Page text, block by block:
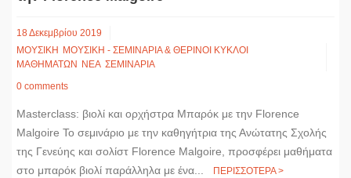
18 Δεκεμβρίου 2019
ΜΟΥΣΙΚΗ ΜΟΥΣΙΚΗ - ΣΕΜΙΝΑΡΙΑ & ΘΕΡΙΝΟΙ ΚΥΚΛΟΙ
ΜΑΘΗΜΑΤΩΝ ΝΕΑ ΣΕΜΙΝΑΡΙΑ
0 comments
Masterclass: βιολί και ορχήστρα Μπαρόκ με την Florence
Malgoire Το σεμινάριο με την καθηγήτρια της Ανώτατης Σχολής
της Γενεύης και σολίστ Florence Malgoire, προσφέρει μαθήματα
στο μπαρόκ βιολί παράλληλα με ένα...
ΠΕΡΙΣΣΟΤΕΡΑ >